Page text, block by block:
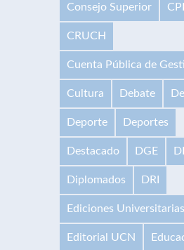
Consejo Superior
CRUCH
Cuenta Pública de
Cultura Debate
Deporte Deportes
Destacado DGE
Diplomados DRI
Ediciones
Editorial UCN